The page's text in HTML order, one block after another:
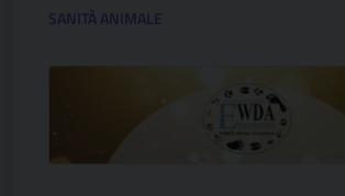
SANITÀ ANIMALE